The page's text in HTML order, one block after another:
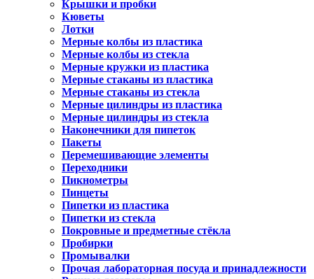
Крышки и пробки
Кюветы
Лотки
Мерные колбы из пластика
Мерные колбы из стекла
Мерные кружки из пластика
Мерные стаканы из пластика
Мерные стаканы из стекла
Мерные цилиндры из пластика
Мерные цилиндры из стекла
Наконечники для пипеток
Пакеты
Перемешивающие элементы
Переходники
Пикнометры
Пинцеты
Пипетки из пластика
Пипетки из стекла
Покровные и предметные стёкла
Пробирки
Промывалки
Прочая лабораторная посуда и принадлежности